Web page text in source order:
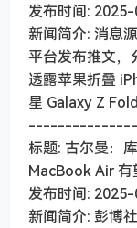
发布时间:
新闻简介: 消息
平台发布推文，
透露苹果折叠
星 Galaxy Z
标题: 古尔曼：
MacBook Air 有
发布时间:
新闻简介: 彭博